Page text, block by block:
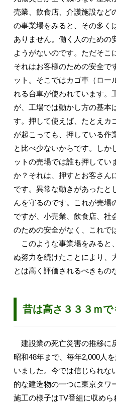
売業、飲食店、介護施設など
の事業場をみると、その多く
ありません。働く人のための
ようがないのです。ただそこ
それはお客様のための安全で
ット。そこではカゴ車（ロー
れる台車が使われています。
が、工場では動かし方の基本
す。押して使えば、たとえカ
が起こっても、押している作
と比べ少ないからです。しか
ットの売場では誰も押してい
か？それは、押すとお客さん
です。異常な動きがあったと
んを守るのです。これが売場
ですが、小売業、飲食店、社
のための安全がなく、これで
このような事業場をみると
ぬ努力を続けたことにより、
とは高く評価されるべきもの
昔は高さ３３３ｍで
建設業の死亡災害の推移に
昭和48年まで、毎年2,000人
いました。今では信じられな
的な建造物の一つに東京タワ
施工の様子はTV番組に収め